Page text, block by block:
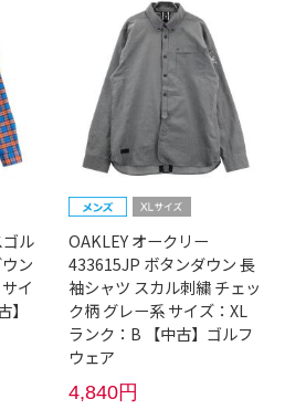
ル
ン
イ
OAKLEY オークリー
433615JP ボタンダウン 長
袖シャツ スカル刺繍 チェッ
ク柄 グレー系 サイズ：XL
ランク：B 【中古】ゴルフ
ウェア
4,840円